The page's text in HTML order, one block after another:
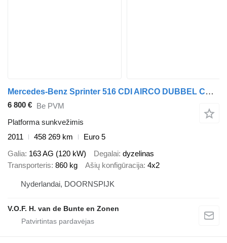
Mercedes-Benz Sprinter 516 CDI AIRCO DUBBEL CABINE
6 800 € Be PVM
Platforma sunkvežimis
2011
458 269 km
Euro 5
Galia 163 AG (120 kW) Degalai dyzelinas
Transporteris 860 kg Ašių konfigūracija 4x2
Nyderlandai, DOORNSPIJK
V.O.F. H. van de Bunte en Zonen